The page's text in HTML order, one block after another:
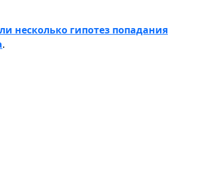
несколько гипотез попадания
.